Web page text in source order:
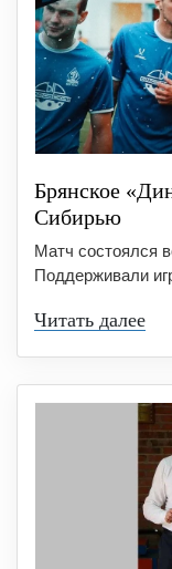
Брянское
Сибирью
Матч состоялся
Поддерживали
Читать далее